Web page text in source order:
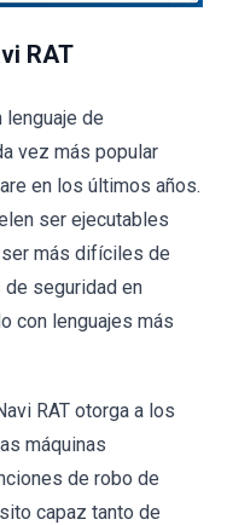
RAT
lenguaje de
vez más popular
en los últimos años.
ser ejecutables
más difíciles de
de seguridad en
con lenguajes más
RAT otorga a los
máquinas
de robo de
capaz tanto de